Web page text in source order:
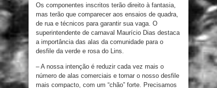
Os componentes inscritos terão direito à fantasia,
mas terão que comparecer aos ensaios de quadra,
de rua e técnicos para garantir sua vaga. O
superintendente de carnaval Maurício Dias destaca
a importância das alas da comunidade para o
desfile da verde e rosa do Lins.
– A nossa intenção é reduzir cada vez mais o
número de alas comerciais e tornar o nosso desfile
mais compacto, com um “chão” forte. Precisamos